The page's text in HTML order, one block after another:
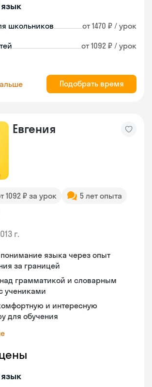
школьников от 1470 ₽ / урок
от 1092 ₽ / урок
Подобрать время
Евгения
1092 ₽ за урок
5 лет опыта
г.
понимание языка через опыт
за границей
над грамматикой и словарным
учениками
и интересную
для обучения